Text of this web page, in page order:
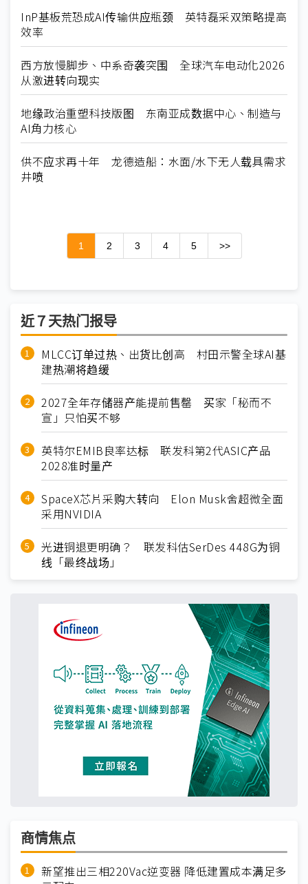
InP基板荒恐成AI传输供应瓶颈 英特磊采双策略提高
效率
西方放慢脚步、中系奇袭突围 全球汽车电动化2026
从激进转向现实
地缘政治重塑科技版图 东南亚成数据中心、制造与
AI角力核心
供不应求再十年 龙德造船：水面/水下无人载具需求
井喷
1 2 3 4 5 >>
近７天热门报导
MLCC订单过热、出货比创高 村田示警全球AI基
建热潮将趋缓
2027全年存储器产能提前售罄 买家「秘而不
宣」只怕买不够
英特尔EMIB良率达标 联发科第2代ASIC产品
2028准时量产
SpaceX芯片采购大转向 Elon Musk舍超微全面
采用NVIDIA
光进铜退更明确？ 联发科估SerDes 448G为铜
线「最终战场」
商情焦点
新望推出三相220Vac逆变器 降低建置成本满足多